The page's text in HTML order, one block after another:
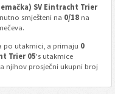
SV Eintracht Trier
smješteni na 0/18na
utakmici, a primaju 0
Trier 05's utakmice
njihov prosječni ukupni broj